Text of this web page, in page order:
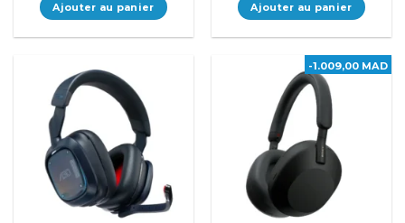
Ajouter au panier Ajouter au panier
-1.009,00 MAD